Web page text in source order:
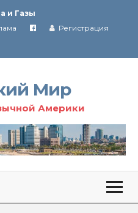
и Газы
и Газы
Регистрация
Мир
Америки